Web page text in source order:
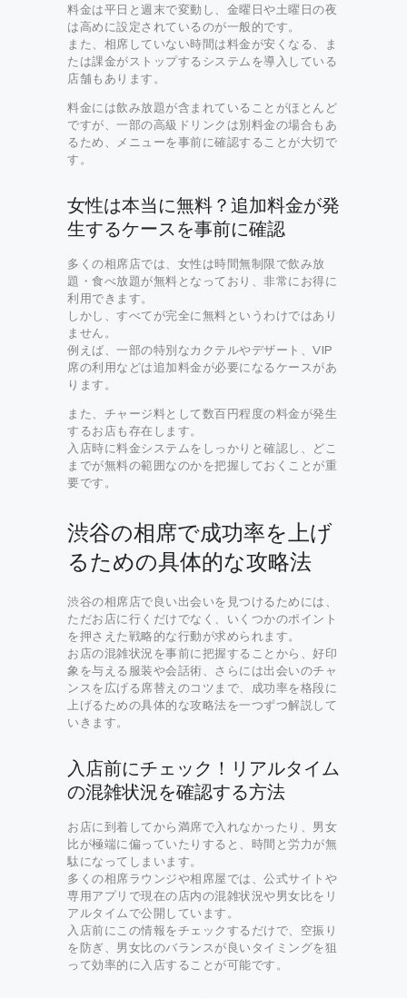
料金は平日と週末で変動し、金曜日や土曜日の夜
は高めに設定されているのが一般的です。
また、相席していない時間は料金が安くなる、ま
たは課金がストップするシステムを導入している
店舗もあります。
料金には飲み放題が含まれていることがほとんど
ですが、一部の高級ドリンクは別料金の場合もあ
るため、メニューを事前に確認することが大切で
す。
女性は本当に無料？追加料金が発
生するケースを事前に確認
多くの相席店では、女性は時間無制限で飲み放
題・食べ放題が無料となっており、非常にお得に
利用できます。
しかし、すべてが完全に無料というわけではあり
ません。
例えば、一部の特別なカクテルやデザート、VIP
席の利用などは追加料金が必要になるケースがあ
ります。
また、チャージ料として数百円程度の料金が発生
するお店も存在します。
入店時に料金システムをしっかりと確認し、どこ
までが無料の範囲なのかを把握しておくことが重
要です。
渋谷の相席で成功率を上げ
るための具体的な攻略法
渋谷の相席店で良い出会いを見つけるためには、
ただお店に行くだけでなく、いくつかのポイント
を押さえた戦略的な行動が求められます。
お店の混雑状況を事前に把握することから、好印
象を与える服装や会話術、さらには出会いのチャ
ンスを広げる席替えのコツまで、成功率を格段に
上げるための具体的な攻略法を一つずつ解説して
いきます。
入店前にチェック！リアルタイム
の混雑状況を確認する方法
お店に到着してから満席で入れなかったり、男女
比が極端に偏っていたりすると、時間と労力が無
駄になってしまいます。
多くの相席ラウンジや相席屋では、公式サイトや
専用アプリで現在の店内の混雑状況や男女比をリ
アルタイムで公開しています。
入店前にこの情報をチェックするだけで、空振り
を防ぎ、男女比のバランスが良いタイミングを狙
って効率的に入店することが可能です。